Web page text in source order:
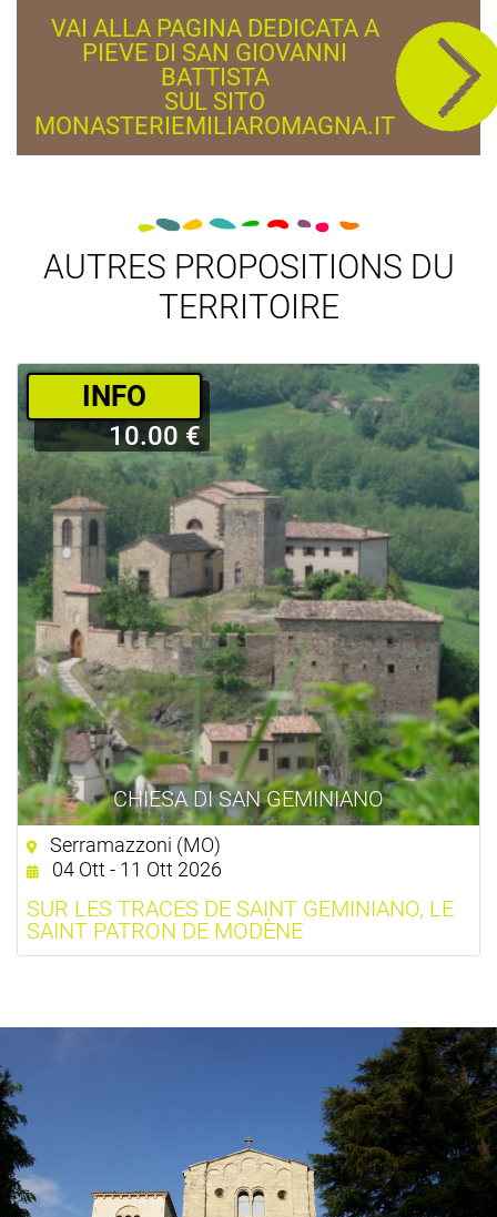
VAI ALLA PAGINA DEDICATA A
PIEVE DI SAN GIOVANNI
BATTISTA
SUL SITO
MONASTERIEMILIAROMAGNA.IT
AUTRES PROPOSITIONS DU
TERRITOIRE
CHIESA DI SAN GEMINIANO
­INFO
10.00 €
Serramazzoni (MO)
04 Ott - 11 Ott 2026
SUR LES TRACES DE SAINT GEMINIANO, LE
SAINT PATRON DE MODÈNE